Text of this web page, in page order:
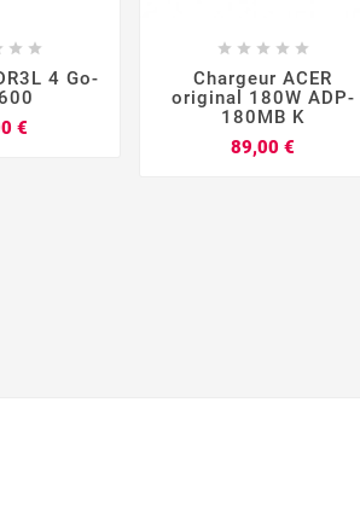
 
4 Go-
€
    
Chargeur ACER
original 180W ADP-
180MB K
89,00 €